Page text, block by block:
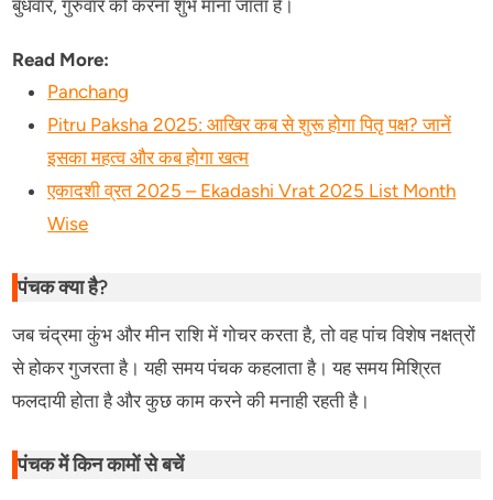
बुधवार, गुरुवार को करना शुभ माना जाता है।
Read More:
Panchang
Pitru Paksha 2025: आखिर कब से शुरू होगा पितृ पक्ष? जानें
इसका महत्व और कब होगा खत्म
एकादशी व्रत 2025 – Ekadashi Vrat 2025 List Month
Wise
पंचक क्या है?
जब चंद्रमा कुंभ और मीन राशि में गोचर करता है, तो वह पांच विशेष नक्षत्रों
से होकर गुजरता है। यही समय पंचक कहलाता है। यह समय मिश्रित
फलदायी होता है और कुछ काम करने की मनाही रहती है।
पंचक में किन कामों से बचें